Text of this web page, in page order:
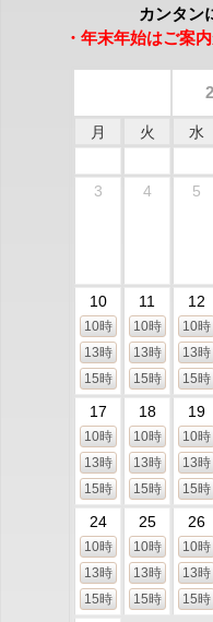
カンタン
・年末年始はご案
月 火 水
3
4 5
10
10時
13時
15時
11
10時
13時
15時
12
10時
13時
15時
17
10時
13時
15時
18
10時
13時
15時
19
10時
13時
15時
24
10時
13時
15時
25
10時
13時
15時
26
10時
13時
15時